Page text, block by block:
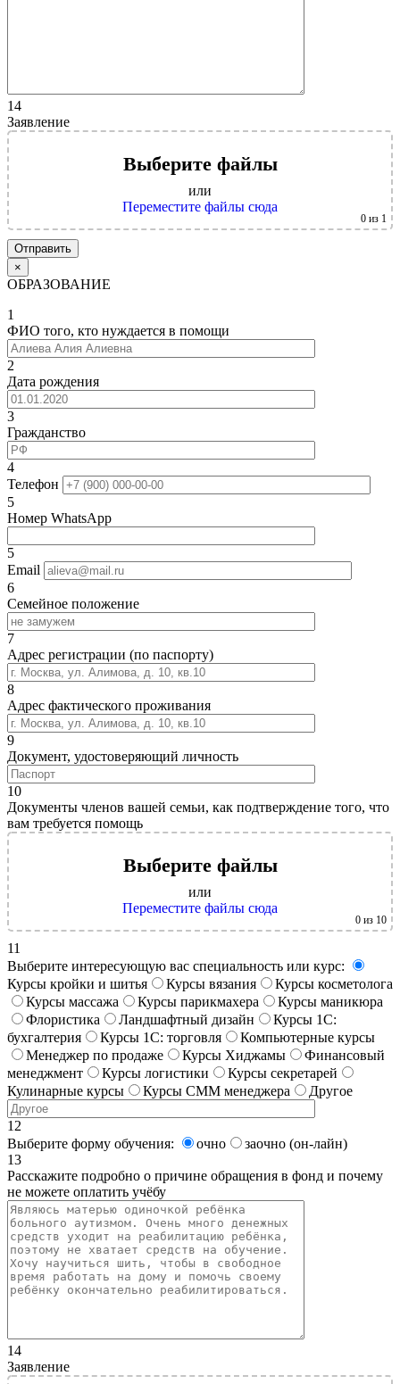
14
Заявление
Выберите файлы
или
Переместите файлы сюда
0 из 1
×
ОБРАЗОВАНИЕ
1
ФИО того, кто нуждается в помощи
2
Дата рождения
3
Гражданство
4
Телефон
5
Номер WhatsApp
5
Email
6
Семейное положение
7
Адрес регистрации (по паспорту)
8
Адрес фактического проживания
9
Документ, удостоверяющий личность
10
Документы членов вашей семьи, как подтверждение того, что
вам требуется помощь
Выберите файлы
или
Переместите файлы сюда
0 из 10
11
Выберите интересующую вас специальность или курс:
Курсы кройки и шитья
Курсы вязания
Курсы косметолога
Курсы массажа
Курсы парикмахера
Курсы маникюра
Флористика
Ландшафтный дизайн
Курсы 1С:
бухгалтерия
Курсы 1С: торговля
Компьютерные курсы
Менеджер по продаже
Курсы Хиджамы
Финансовый
менеджмент
Курсы логистики
Курсы секретарей
Кулинарные курсы
Курсы СММ менеджера Другое
12
Выберите форму обучения:
очно
заочно (он-лайн)
13
Расскажите подробно о причине обращения в фонд и почему
не можете оплатить учёбу
14
Заявление